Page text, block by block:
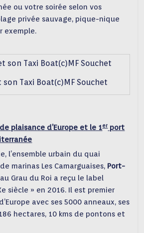
ou votre soirée selon vos
privée sauvage, pique-nique
exemple.
Taxi Boat(c)MF Souchet
plaisance d’Europe et le 1erport
l’ensemble urbain du quai
marinas Les Camarguaises, Port-
Grau du Roi a reçu le label
siècle » en 2016. Il est premier
avec ses 5000 anneaux, ses
hectares, 10 kms de pontons et